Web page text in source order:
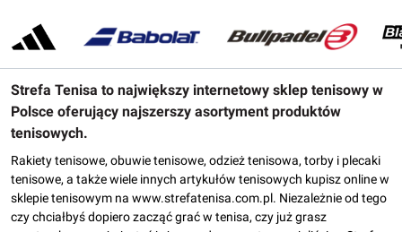
Strefa Tenisa to największy internetowy sklep tenisowy w
Polsce oferujący najszerszy asortyment produktów
tenisowych.
Rakiety tenisowe, obuwie tenisowe, odzież tenisowa, torby i plecaki
tenisowe, a także wiele innych artykułów tenisowych kupisz online w
sklepie tenisowym na www.strefatenisa.com.pl. Niezależnie od tego
czy chciałbyś dopiero zacząć grać w tenisa, czy już grasz